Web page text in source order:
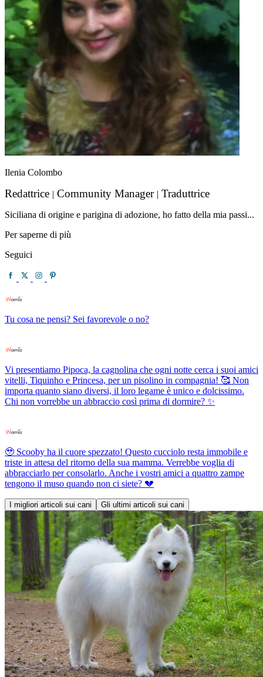
Ilenia Colombo
Redattrice | Community Manager | Traduttrice
Siciliana di origine e parigina di adozione, ho fatto della mia passi...
Per saperne di più
Seguici
Tu cosa ne pensi? Sei favorevole o no?
Vi presentiamo Pipoca, la cagnolina che ogni notte cerca i suoi amici
vitelli, Tiquinho e Princesa, per un pisolino in compagnia! 🥰 Non
importa quanto siano diversi, il loro legame è unico e dolcissimo.
Chi non vorrebbe un abbraccio così prima di dormire? ✨
🥹 Scooby ha il cuore spezzato! Questo cucciolo resta immobile e
triste in attesa del ritorno della sua mamma. Verrebbe voglia di
abbracciarlo per consolarlo. Anche i vostri amici a quattro zampe
tengono il muso quando non ci siete? 💔
I migliori articoli sui cani Gli ultimi articoli sui cani